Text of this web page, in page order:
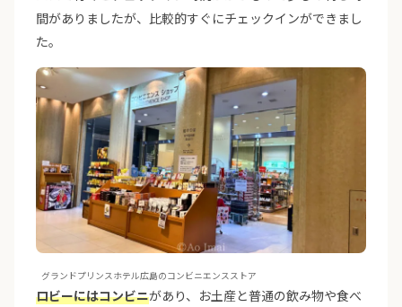
間がありましたが、比較的すぐにチェックインができまし
た。
グランドプリンスホテル広島のコンビニエンスストア
ロビーにはコンビニがあり、お土産と普通の飲み物や食べ